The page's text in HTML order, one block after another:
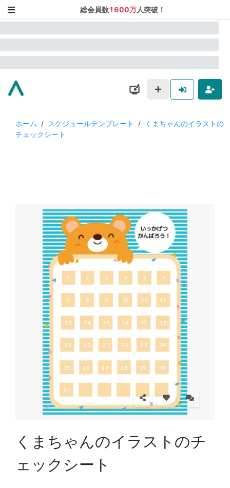
総会員数1600万人突破！
ホーム / スケジュールテンプレート /
くまちゃんのイラストの
チェックシート
くまちゃんのイラストのチ
ェックシート